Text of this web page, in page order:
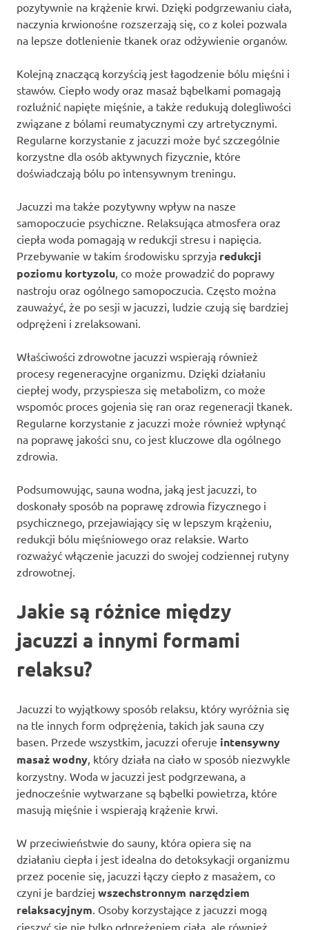
pozytywnie na krążenie krwi. Dzięki podgrzewaniu ciała,
naczynia krwionośne rozszerzają się, co z kolei pozwala
na lepsze dotlenienie tkanek oraz odżywienie organów.
Kolejną znaczącą korzyścią jest łagodzenie bólu mięśni i
stawów. Ciepło wody oraz masaż bąbelkami pomagają
rozluźnić napięte mięśnie, a także redukują dolegliwości
związane z bólami reumatycznymi czy artretycznymi.
Regularne korzystanie z jacuzzi może być szczególnie
korzystne dla osób aktywnych fizycznie, które
doświadczają bólu po intensywnym treningu.
Jacuzzi ma także pozytywny wpływ na nasze
samopoczucie psychiczne. Relaksująca atmosfera oraz
ciepła woda pomagają w redukcji stresu i napięcia.
Przebywanie w takim środowisku sprzyja redukcji
poziomu kortyzolu, co może prowadzić do poprawy
nastroju oraz ogólnego samopoczucia. Często można
zauważyć, że po sesji w jacuzzi, ludzie czują się bardziej
odprężeni i zrelaksowani.
Właściwości zdrowotne jacuzzi wspierają również
procesy regeneracyjne organizmu. Dzięki działaniu
ciepłej wody, przyspiesza się metabolizm, co może
wspomóc proces gojenia się ran oraz regeneracji tkanek.
Regularne korzystanie z jacuzzi może również wpłynąć
na poprawę jakości snu, co jest kluczowe dla ogólnego
zdrowia.
Podsumowując, sauna wodna, jaką jest jacuzzi, to
doskonały sposób na poprawę zdrowia fizycznego i
psychicznego, przejawiający się w lepszym krążeniu,
redukcji bólu mięśniowego oraz relaksie. Warto
rozważyć włączenie jacuzzi do swojej codziennej rutyny
zdrowotnej.
Jakie są różnice między
jacuzzi a innymi formami
relaksu?
Jacuzzi to wyjątkowy sposób relaksu, który wyróżnia się
na tle innych form odprężenia, takich jak sauna czy
basen. Przede wszystkim, jacuzzi oferuje intensywny
masaż wodny, który działa na ciało w sposób niezwykle
korzystny. Woda w jacuzzi jest podgrzewana, a
jednocześnie wytwarzane są bąbelki powietrza, które
masują mięśnie i wspierają krążenie krwi.
W przeciwieństwie do sauny, która opiera się na
działaniu ciepła i jest idealna do detoksykacji organizmu
przez pocenie się, jacuzzi łączy ciepło z masażem, co
czyni je bardziej wszechstronnym narzędziem
relaksacyjnym. Osoby korzystające z jacuzzi mogą
cieszyć się nie tylko odprężeniem ciała, ale również